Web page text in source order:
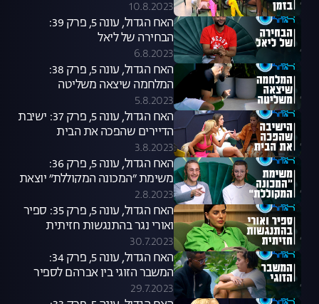
10.8.2023
האח הגדול, עונה 5, פרק 39:
הבחירה של ליאל
6.8.2023
האח הגדול, עונה 5, פרק 38:
המלחמה שיצאה משליטה
5.8.2023
האח הגדול, עונה 5, פרק 37: ישיבת
הדיירים שהפכה את הבית
3.8.2023
האח הגדול, עונה 5, פרק 36:
משימת ״המכונה המקוללת״ יוצאת
לדרך
2.8.2023
האח הגדול, עונה 5, פרק 35: ספיר
ואורי נגר בהתנגשות חזיתית
30.7.2023
האח הגדול, עונה 5, פרק 34:
המשבר הזוגי בין אברהם לספיר
29.7.2023